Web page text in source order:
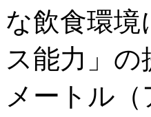
な飲食環
ス能力」
メートル